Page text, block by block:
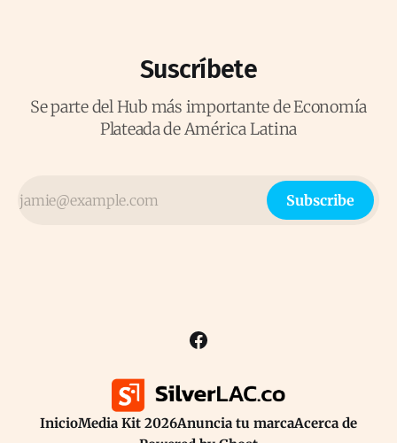
Suscríbete
Se parte del Hub más importante de Economía
Plateada de América Latina
Subscribe
InicioMedia Kit 2026Anuncia tu marcaAcerca de